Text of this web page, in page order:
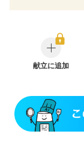
糖尿病性腎症（第
糖尿病性腎症（第
CKD（ステージ２
妊婦健診・体重増
妊婦健診・血圧
妊婦健診・血糖値
献立に追加